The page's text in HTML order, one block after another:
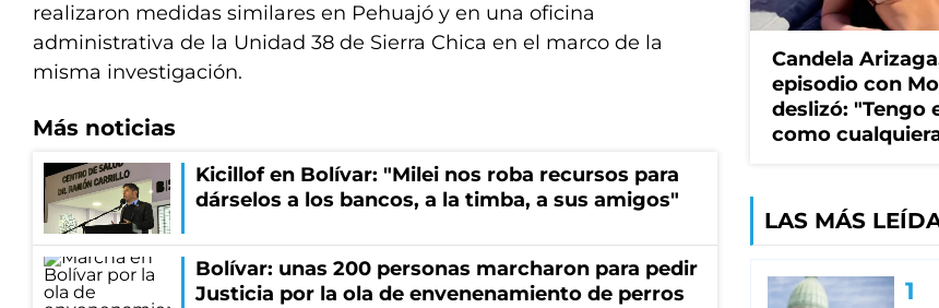
realizaron medidas similares en Pehuajó y en una oficina
administrativa de la Unidad 38 de Sierra Chica en el marco de la
misma investigación.
Más noticias
Kicillof en Bolívar: "Milei nos roba recursos para
dárselos a los bancos, a la timba, a sus amigos"
Bolívar: unas 200 personas marcharon para pedir
Justicia por la ola de envenenamiento de perros
Candela
episodio con
deslizó: "Tengo
como
LAS MÁS